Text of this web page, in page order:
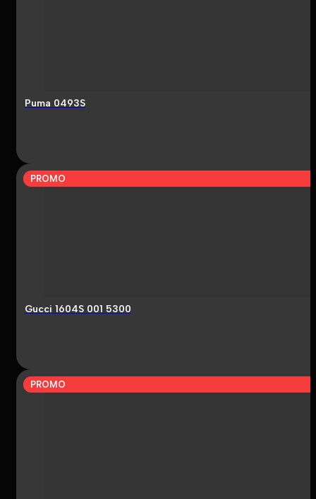
Puma 0493S
PROMO
Gucci 1604S 001 5300
PROMO